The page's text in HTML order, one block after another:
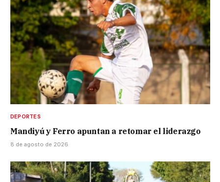
DEPORTES
Mandiyú y Ferro apuntan a retomar el liderazgo
8 de agosto de 2026